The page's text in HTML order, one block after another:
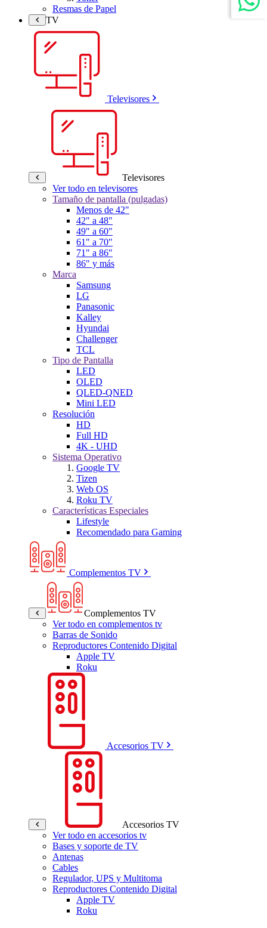
Resmas de Papel
TV
Televisores
Televisores
Ver todo en televisores
Tamaño de pantalla (pulgadas)
Menos de 42"
42" a 48"
49" a 60"
61" a 70"
71" a 86"
86" y más
Marca
Samsung
LG
Panasonic
Kalley
Hyundai
Challenger
TCL
Tipo de Pantalla
LED
OLED
QLED-QNED
Mini LED
Resolución
HD
Full HD
4K - UHD
Sistema Operativo
Google TV
Tizen
Web OS
Roku TV
Características Especiales
Lifestyle
Recomendado para Gaming
Complementos TV
Complementos TV
Ver todo en complementos tv
Barras de Sonido
Reproductores Contenido Digital
Apple TV
Roku
Accesorios TV
Accesorios TV
Ver todo en accesorios tv
Bases y soporte de TV
Antenas
Cables
Regulador, UPS y Multitoma
Reproductores Contenido Digital
Apple TV
Roku